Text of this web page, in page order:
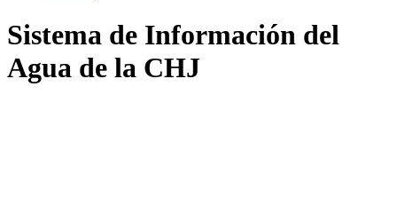
Sistema de Información del
Agua de la CHJ